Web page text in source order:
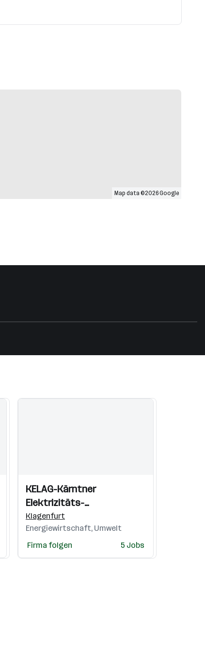
Map data ©2026 Google
Videos
Einblicke
Einblicke
KELAG-Kärntner
Elektrizitäts-
Aktiengesellschaft
Klagenfurt
Energiewirtschaft, Umwelt
Firma folgen
5 Jobs